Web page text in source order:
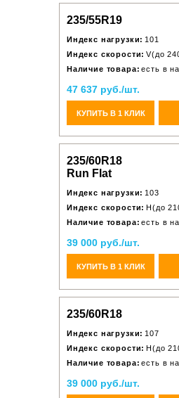
235/55R19
Индекс нагрузки: 101
Индекс скорости: V(до
Наличие товара: есть в
47 637 руб./шт.
КУПИТЬ В 1 КЛИК
235/60R18
Run Flat
Индекс нагрузки: 103
Индекс скорости: H(до
Наличие товара: есть в
39 000 руб./шт.
КУПИТЬ В 1 КЛИК
235/60R18
Индекс нагрузки: 107
Индекс скорости: H(до
Наличие товара: есть в
39 000 руб./шт.